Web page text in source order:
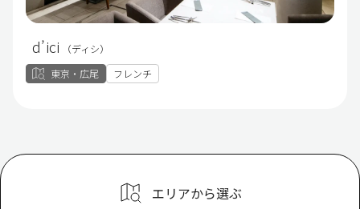
d’ici
（ディシ）
東京・広尾
フレンチ
エリアから選ぶ